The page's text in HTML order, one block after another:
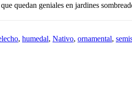
quedan geniales en jardines
, humedal, Nativo, ornamental,